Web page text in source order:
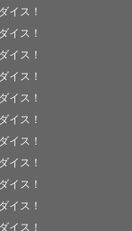
ス！
ス！
ス！
ス！
ス！
ス！
ス！
イス！
イス！
イス！
イス！